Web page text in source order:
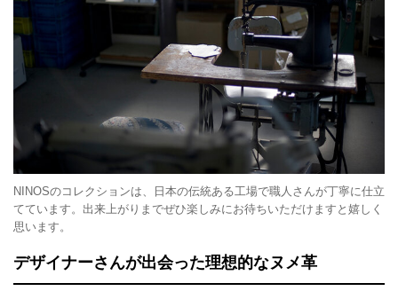
NINOSのコレクションは、日本の伝統ある工場で職人さんが丁寧に仕立
てています。出来上がりまでぜひ楽しみにお待ちいただけますと嬉しく
思います。
デザイナーさんが出会った理想的なヌメ革